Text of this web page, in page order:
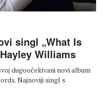
singl „What Is
Williams
dugoočekivani novi album
Najnoviji singl s